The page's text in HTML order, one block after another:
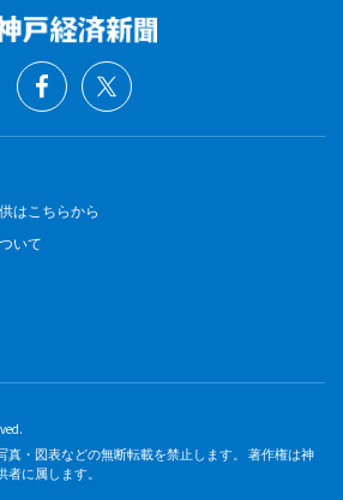
はこちらから
いて
真・図表などの無断転載を禁止します。 著作権は神
に属します。